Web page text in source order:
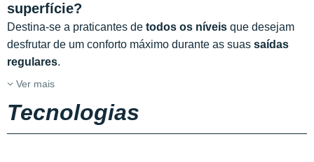
superfície?
Destina-se a praticantes de todos os níveis que desejam
desfrutar de um conforto máximo durante as suas saídas
regulares.
Ver mais
Tecnologias